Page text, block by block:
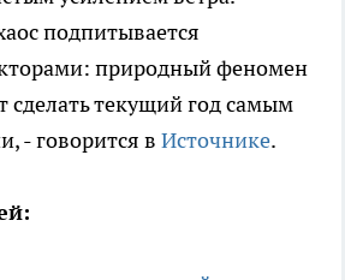
подпитывается
природный феномен
текущий год самым
- говорится в Источнике.